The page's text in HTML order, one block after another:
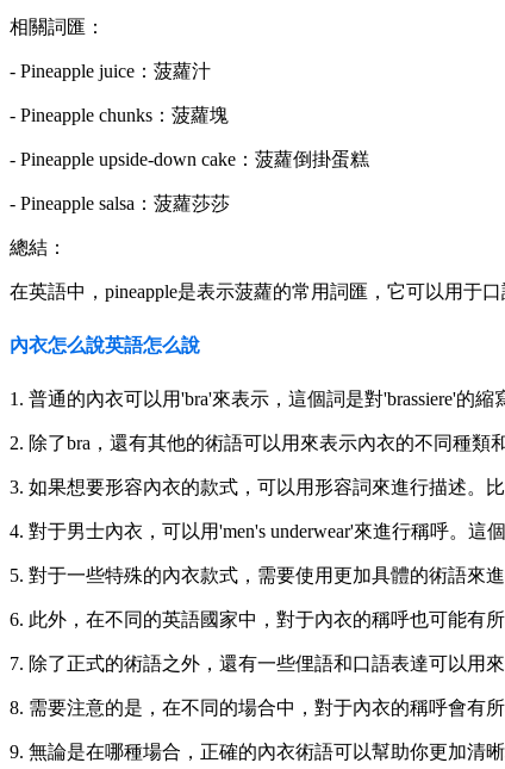
相關詞匯：
- Pineapple juice：菠蘿汁
- Pineapple chunks：菠蘿塊
- Pineapple upside-down cake：菠蘿倒掛蛋糕
- Pineapple salsa：菠蘿莎莎
總結：
在英語中，pineapple是表示菠蘿的常用詞匯，它可以用于
內衣怎么說英語怎么說
1. 普通的內衣可以用'bra'來表示，這個詞是對'brassiere'的縮
2. 除了bra，還有其他的術語可以用來表示內衣的不同種類
3. 如果想要形容內衣的款式，可以用形容詞來進行描述。
4. 對于男士內衣，可以用'men's underwear'來進行稱呼。
5. 對于一些特殊的內衣款式，需要使用更加具體的術語來
6. 此外，在不同的英語國家中，對于內衣的稱呼也可能有
7. 除了正式的術語之外，還有一些俚語和口語表達可以用
8. 需要注意的是，在不同的場合中，對于內衣的稱呼會有
9. 無論是在哪種場合，正確的內衣術語可以幫助你更加清